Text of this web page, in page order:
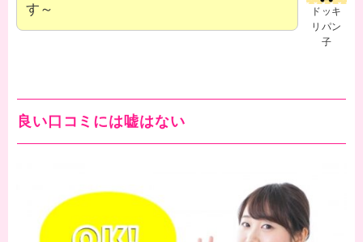
ドッキ
リパン
子
す～
良い口コミには嘘はない